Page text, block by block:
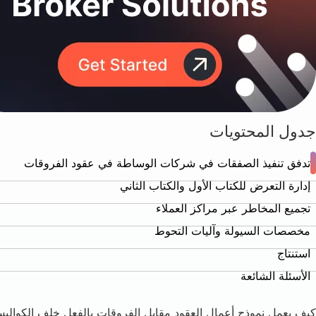
جدول المحتويات
تدفق تنفيذ الصفقات في شركات الوساطة في عقود الفروقات
إدارة التعرض للكتاب الأول والكتاب الثاني
تجميع المخاطر عبر مراكز العملاء
مخصصات السيولة وآليات التحوط
استنتاج
الأسئلة الشائعة
كيف يعمل نموذج أعمال العقود مقابل الفروقات بالفعل خلف